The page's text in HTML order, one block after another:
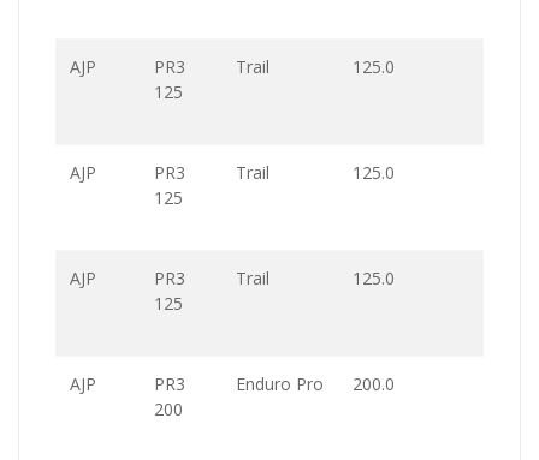
AJP
PR3
125
Trail 125.0
AJP
PR3
125
Trail 125.0
AJP
PR3
125
Trail 125.0
AJP
PR3
200
Enduro Pro 200.0